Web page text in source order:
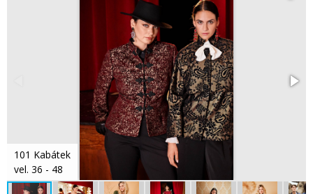
101 Kabátek
vel. 36 - 48